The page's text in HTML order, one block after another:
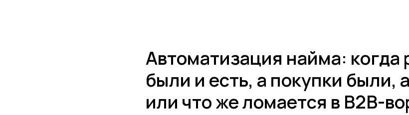
Автоматизация найма: когда
были и есть, а покупки были,
или что же ломается в B2B-